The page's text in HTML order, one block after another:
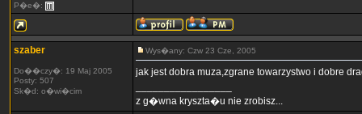
P�e�:
szaber
Do��czy�: 19 Maj 2005
Posty: 507
Sk�d: o�wi�cim
Wys�any: Czw 23 Cze, 2005
jak jest dobra muza,zgrane towarzystwo i dobre
z g�wna kryszta�u nie zrobisz...